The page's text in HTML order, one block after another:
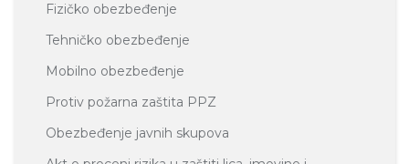
Fizičko obezbeđenje
Tehničko obezbeđenje
Mobilno obezbeđenje
Protiv požarna zaštita PPZ
Obezbeđenje javnih skupova